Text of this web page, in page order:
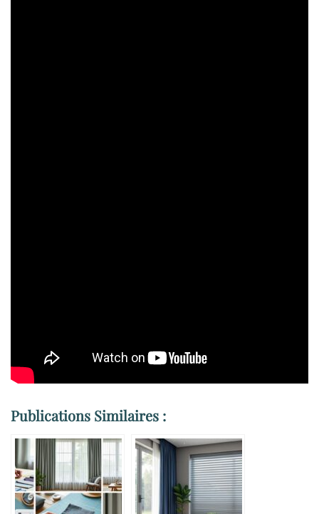
Publications Similaires :